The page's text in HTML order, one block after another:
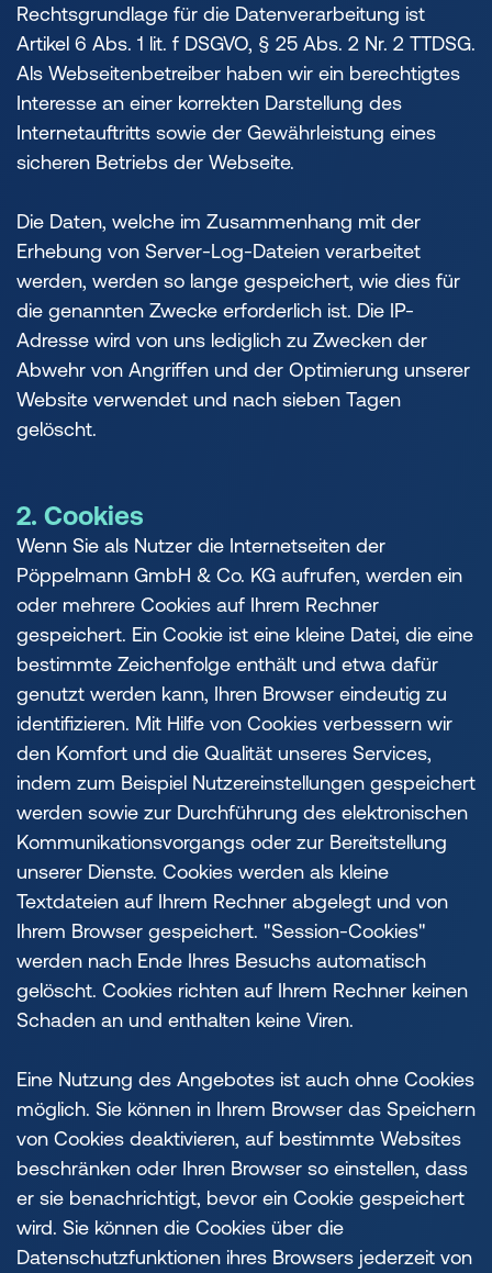
Rechtsgrundlage für die Datenverarbeitung ist
Artikel 6 Abs. 1 lit. f DSGVO, § 25 Abs. 2 Nr. 2 TTDSG.
Als Webseitenbetreiber haben wir ein berechtigtes
Interesse an einer korrekten Darstellung des
Internetauftritts sowie der Gewährleistung eines
sicheren Betriebs der Webseite.
Die Daten, welche im Zusammenhang mit der
Erhebung von Server-Log-Dateien verarbeitet
werden, werden so lange gespeichert, wie dies für
die genannten Zwecke erforderlich ist. Die IP-
Adresse wird von uns lediglich zu Zwecken der
Abwehr von Angriffen und der Optimierung unserer
Website verwendet und nach sieben Tagen
gelöscht.
2. Cookies
Wenn Sie als Nutzer die Internetseiten der
Pöppelmann GmbH & Co. KG aufrufen, werden ein
oder mehrere Cookies auf Ihrem Rechner
gespeichert. Ein Cookie ist eine kleine Datei, die eine
bestimmte Zeichenfolge enthält und etwa dafür
genutzt werden kann, Ihren Browser eindeutig zu
identifizieren. Mit Hilfe von Cookies verbessern wir
den Komfort und die Qualität unseres Services,
indem zum Beispiel Nutzereinstellungen gespeichert
werden sowie zur Durchführung des elektronischen
Kommunikationsvorgangs oder zur Bereitstellung
unserer Dienste. Cookies werden als kleine
Textdateien auf Ihrem Rechner abgelegt und von
Ihrem Browser gespeichert. "Session-Cookies"
werden nach Ende Ihres Besuchs automatisch
gelöscht. Cookies richten auf Ihrem Rechner keinen
Schaden an und enthalten keine Viren.
Eine Nutzung des Angebotes ist auch ohne Cookies
möglich. Sie können in Ihrem Browser das Speichern
von Cookies deaktivieren, auf bestimmte Websites
beschränken oder Ihren Browser so einstellen, dass
er sie benachrichtigt, bevor ein Cookie gespeichert
wird. Sie können die Cookies über die
Datenschutzfunktionen ihres Browsers jederzeit von